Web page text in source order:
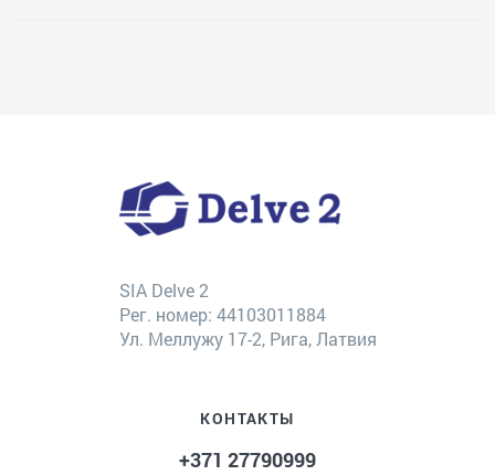
SIA Delve 2
Рег. номер: 44103011884
Ул. Меллужу 17-2, Рига, Латвия
КОНТАКТЫ
+371 27790999